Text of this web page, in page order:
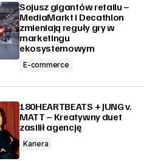
Sojusz gigantów retailu –
MediaMarkt i Decathlon
zmieniają reguły gry w
marketingu
ekosystemowym
E-commerce
180HEARTBEATS + JUNG v.
MATT – Kreatywny duet
zasilił agencję
Kariera